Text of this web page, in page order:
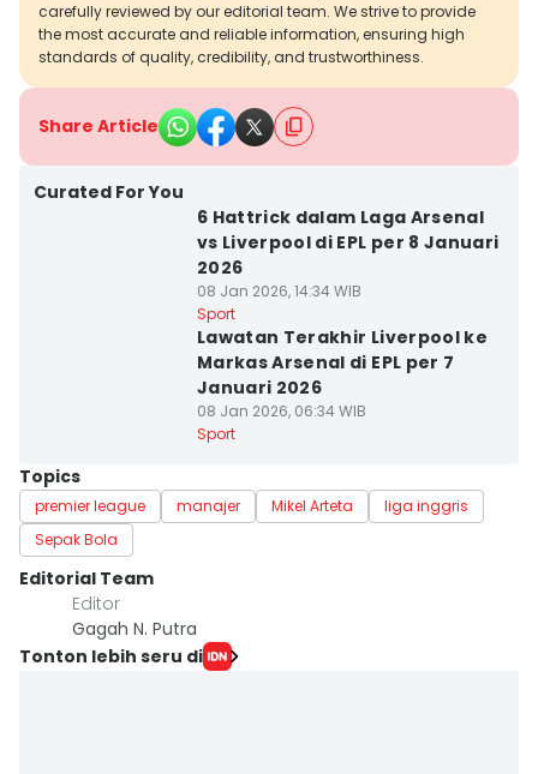
carefully reviewed by our editorial team. We strive to provide
the most accurate and reliable information, ensuring high
standards of quality, credibility, and trustworthiness.
Share Article
Curated For You
6 Hattrick dalam Laga Arsenal
vs Liverpool di EPL per 8 Januari
2026
08 Jan 2026, 14:34 WIB
Sport
Lawatan Terakhir Liverpool ke
Markas Arsenal di EPL per 7
Januari 2026
08 Jan 2026, 06:34 WIB
Sport
Topics
premier league manajer Mikel Arteta
liga inggris
Sepak Bola
Editorial Team
Editor
Gagah N. Putra
Tonton lebih seru di